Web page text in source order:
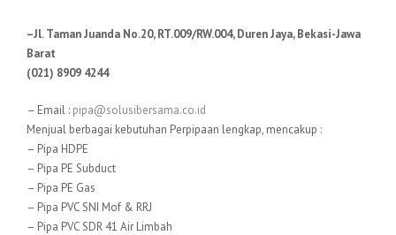
–Jl. Taman Juanda No.20, RT.009/RW.004, Duren Jaya, Bekasi-Jawa
Barat
(021) 8909 4244
– Email : pipa@solusibersama.co.id
Menjual berbagai kebutuhan Perpipaan lengkap, mencakup :
– Pipa HDPE
– Pipa PE Subduct
– Pipa PE Gas
– Pipa PVC SNI Mof & RRJ
– Pipa PVC SDR 41 Air Limbah